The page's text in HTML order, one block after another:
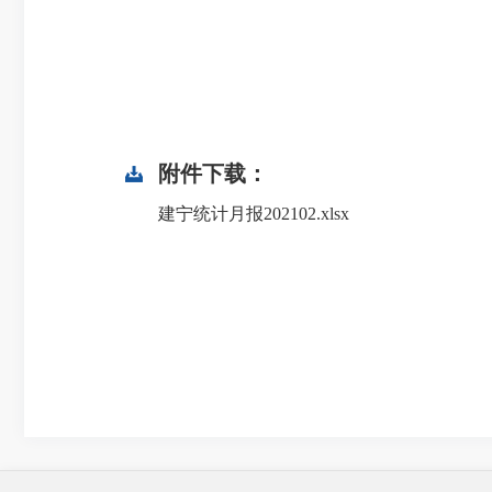
附件下载：
建宁统计月报202102.xlsx